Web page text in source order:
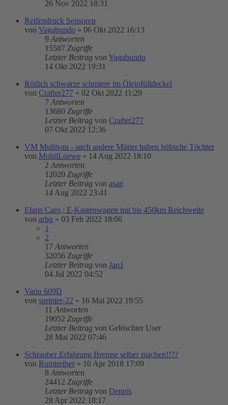
26 Nov 2022 18:31
Reifendruck Sensoren
von Vagabundo » 06 Okt 2022 16:13
9 Antworten
15587 Zugriffe
Letzter Beitrag von Vagabundo
14 Okt 2022 19:31
Rötlich schwarze schmiere im Öleinfülldeckel
von Crafter277 » 02 Okt 2022 11:29
7 Antworten
13680 Zugriffe
Letzter Beitrag von Crafter277
07 Okt 2022 12:36
VM Multivan - auch andere Mütter haben hübsche Töchter
von MobilLoewe » 14 Aug 2022 18:10
2 Antworten
12020 Zugriffe
Letzter Beitrag von asap
14 Aug 2022 23:41
Elaris Caro ; E-Kastenwagen mit bis 450km Reichweite
von arbu » 03 Feb 2022 18:06
1
2
17 Antworten
32056 Zugriffe
Letzter Beitrag von Jan1
04 Jul 2022 04:52
Vario 609D
von sprinter-22 » 16 Mai 2022 19:55
11 Antworten
19052 Zugriffe
Letzter Beitrag von Gelöschter User
28 Mai 2022 07:46
Schrauber Erfahrung Bremse selber machen!!??
von Rumtreiber » 10 Apr 2018 17:09
8 Antworten
24412 Zugriffe
Letzter Beitrag von Dennis
28 Apr 2022 18:17